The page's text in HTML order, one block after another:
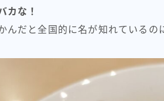
カな！
んだと全国的に名が知れている